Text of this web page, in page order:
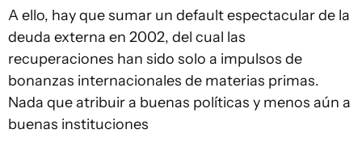
A ello, hay que sumar un default espectacular de la
deuda externa en 2002, del cual las
recuperaciones han sido solo a impulsos de
bonanzas internacionales de materias primas.
Nada que atribuir a buenas políticas y menos aún a
buenas instituciones